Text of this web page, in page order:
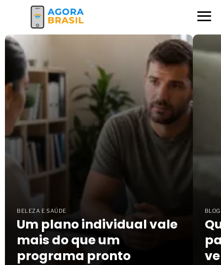
BELEZA E SAÚDE
Um plano individual vale
mais do que um
programa pronto
BLOG